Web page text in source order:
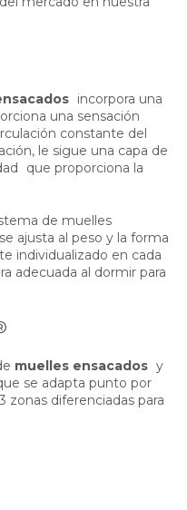
incorpora una
una sensación
constante del
le sigue una capa de
que proporciona la
de muelles
ajusta al peso y la forma
individualizado en cada
adecuada al dormir para
muelles ensacados y
se adapta punto por
zonas diferenciadas para